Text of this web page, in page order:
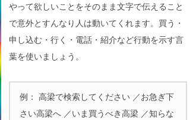
やって欲しいことをそのまま文字で伝えること
で意外とすんなり人は動いてくれます。買う・
申し込む・行く・電話・紹介など行動を示す言
葉を使いましょう。
例： 高梁で検索してください ／お急ぎ下
さい高梁へ ／いま買うべき高梁 ／知らな